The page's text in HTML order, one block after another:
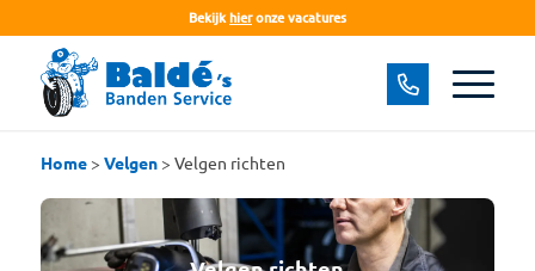
Bekijk hieronze vacatures
Home> Velgen> Velgen richten